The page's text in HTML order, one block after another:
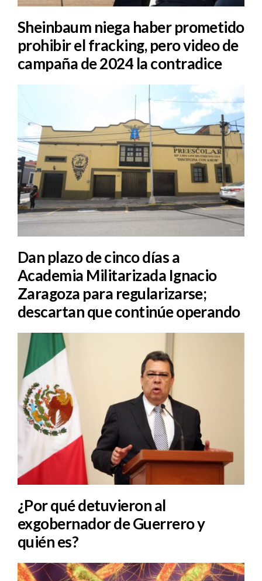
Sheinbaum niega haber prometido
prohibir el fracking, pero video de
campaña de 2024 la contradice
Dan plazo de cinco días a
Academia Militarizada Ignacio
Zaragoza para regularizarse;
descartan que continúe operando
¿Por qué detuvieron al
exgobernador de Guerrero y
quién es?